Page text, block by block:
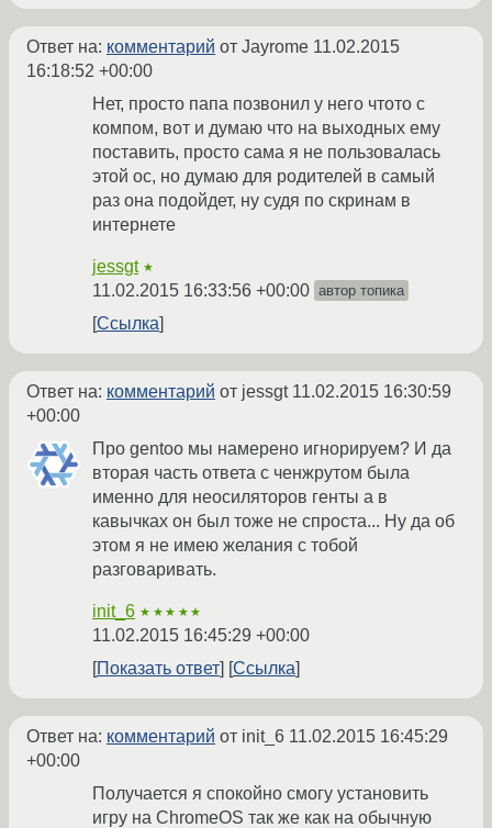
Ответ на: комментарий от Jayrome 11.02.2015
16:18:52 +00:00
Нет, просто папа позвонил у него чтото с
компом, вот и думаю что на выходных ему
поставить, просто сама я не пользовалась
этой ос, но думаю для родителей в самый
раз она подойдет, ну судя по скринам в
интернете
jessgt ★
11.02.2015 16:33:56 +00:00 автор топика
Ссылка
Ответ на: комментарий от jessgt 11.02.2015 16:30:59
+00:00
Про gentoo мы намерено игнорируем? И да
вторая часть ответа с ченжрутом была
именно для неосиляторов генты а в
кавычках он был тоже не спроста... Ну да об
этом я не имею желания с тобой
разговаривать.
init_6 ★★★★★
11.02.2015 16:45:29 +00:00
Показать ответ
Ссылка
Ответ на: комментарий от init_6 11.02.2015 16:45:29
+00:00
Получается я спокойно смогу установить
игру на ChromeOS так же как на обычную